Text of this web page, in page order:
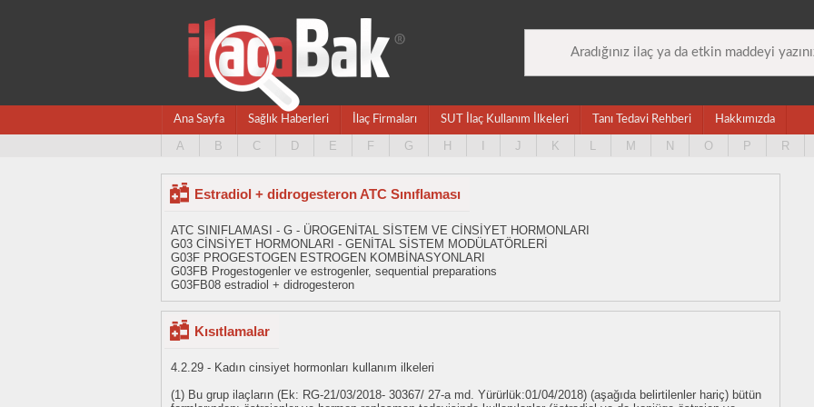
Ana Sayfa Sağlık Haberleri İlaç Firmaları SUT İlaç Kullanım İlkeleri Tanı Tedavi Rehberi Hakkımızda
A B C D E F G H J K L M N O P R
Estradiol + didrogesteron ATC Sınıflaması
ATC SINIFLAMASI - G - ÜROGENİTAL SİSTEM VE CİNSİYET HORMONLARI
G03 CİNSİYET HORMONLARI - GENİTAL SİSTEM MODÜLATÖRLERİ
G03F PROGESTOGEN ESTROGEN KOMBİNASYONLARI
G03FB Progestogenler ve estrogenler, sequential preparations
G03FB08 estradiol + didrogesteron
Kısıtlamalar
4.2.29 - Kadın cinsiyet hormonları kullanım ilkeleri
(1) Bu grup ilaçların (Ek: RG-21/03/2018- 30367/ 27-a md. Yürürlük:01/04/2018) (aşağıda belirtilenler hariç) bütün